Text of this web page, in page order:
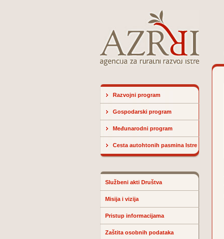
Razvojni program
Gospodarski program
Međunarodni program
Cesta autohtonih pasmina Istre
Službeni akti Društva
Misija i vizija
Pristup informacijama
Zaštita osobnih podataka